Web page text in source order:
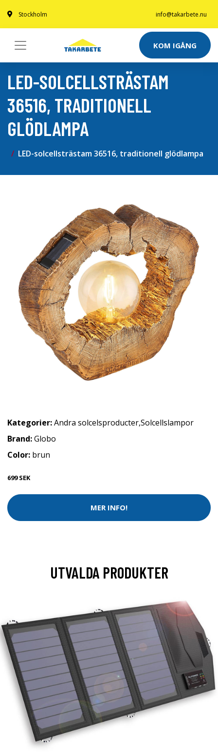
Stockholm info@takarbete.nu
KOM IGÅNG
LED-SOLCELLSTRÄSTAM
36516, TRADITIONELL
GLÖDLAMPA
LED-solcellsträstam 36516, traditionell glödlampa
Kategorier:Andra solcelsproducter,Solcellslampor
Brand:Globo
Color: brun
699 SEK
MER INFO!
UTVALDA PRODUKTER